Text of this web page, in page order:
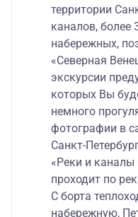
территории
каналов, более
набережных,
«Северная
экскурсии
которых Вы
немного
фотографии в
Санкт-
«Реки и
проходит по
С борта
набережную,